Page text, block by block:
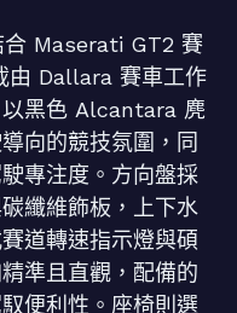
Maserati GT2 賽
由 Dallara 賽車工作
以黑色 Alcantara 麂
向的競技氛圍，同
專注度。方向盤採
纖維飾板，上下水
道轉速指示燈與碩
準且直觀，配備的
便利性。座椅則選